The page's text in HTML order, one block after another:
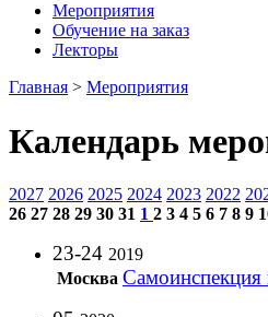
Мероприятия
Обучение на заказ
Лекторы
Главная > Мероприятия
Календарь
2027 2026 2025 2024 2023 2022
26 27 28 29 30 31 1 2 3 4 5 6 7 8 9
23-24 2019
Москва Самоинспекция